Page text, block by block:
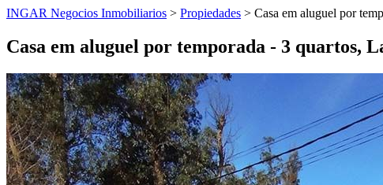
INGAR Negocios Inmobiliarios > Propiedades > Casa em aluguel por
Casa em aluguel por temporada - 3 quartos,